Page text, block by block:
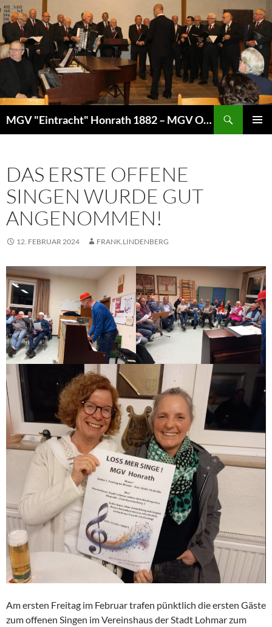
Zum
Inhalt
springen
MGV "Eintracht" Honrath 1882 – MGV Overath
DAS ERSTE OFFENE
SINGEN WURDE GUT
ANGENOMMEN!
12. FEBRUAR 2024 FRANK.LINDENBERG
Am ersten Freitag im Februar trafen pünktlich die ersten Gäste
zum offenen Singen im Vereinshaus der Stadt Lohmar zum